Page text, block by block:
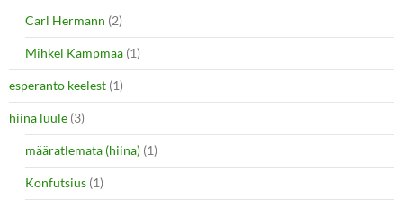
Carl Hermann (2)
Mihkel Kampmaa (1)
esperanto keelest (1)
hiina luule (3)
määratlemata (hiina) (1)
Konfutsius (1)